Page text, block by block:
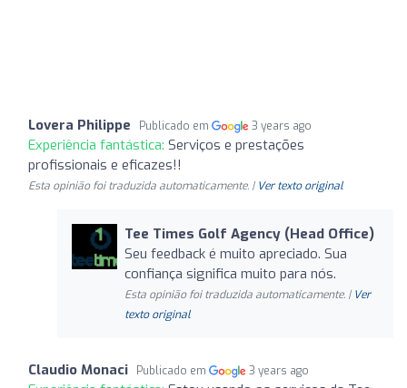
Lovera Philippe Publicado em 3 years ago
Experiência fantástica: Serviços e prestações
profissionais e eficazes!!
Esta opinião foi traduzida automaticamente. | Ver texto original
Tee Times Golf Agency (Head Office)
Seu feedback é muito apreciado. Sua
confiança significa muito para nós.
Esta opinião foi traduzida automaticamente. | Ver
texto original
Claudio Monaci Publicado em 3 years ago